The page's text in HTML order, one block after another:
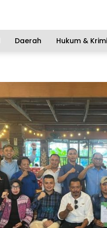
Daerah Hukum &